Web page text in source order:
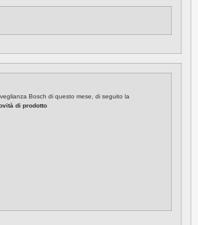
Bosch di questo mese, di seguito la
di prodotto